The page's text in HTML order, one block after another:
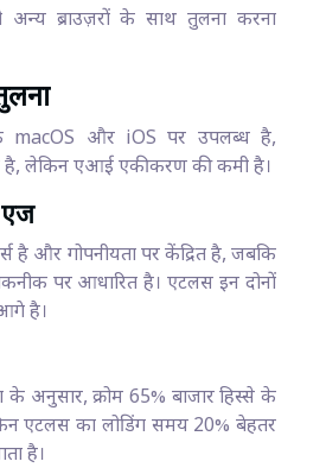
अन्य ब्राउज़रों के साथ तुलना करना
macOS और iOS पर उपलब्ध है,
है, लेकिन एआई एकीकरण की कमी है।
है और गोपनीयता पर केंद्रित है, जबकि
पर आधारित है। एटलस इन दोनों
है।
अनुसार, क्रोम 65% बाजार हिस्से के
एटलस का लोडिंग समय 20% बेहतर
है।